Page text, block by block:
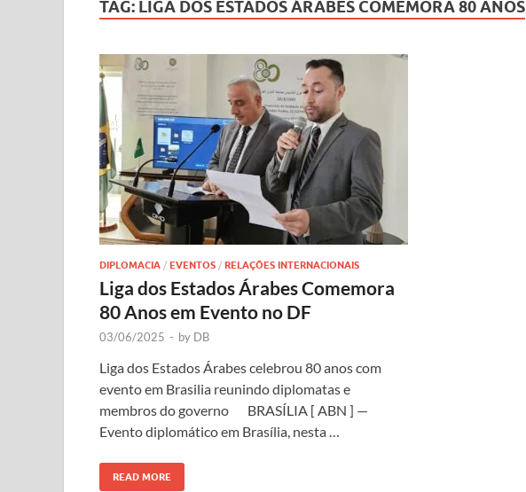
TAG: LIGA DOS ESTADOS ÁRABES COMEMORA 80 ANOS
DIPLOMACIA / EVENTOS / RELAÇÕES INTERNACIONAIS
Liga dos Estados Árabes Comemora
80 Anos em Evento no DF
03/06/2025 - by DB
Liga dos Estados Árabes celebrou 80 anos com
evento em Brasilia reunindo diplomatas e
membros do governo BRASÍLIA [ ABN ] —
Evento diplomático em Brasília, nesta …
READ MORE